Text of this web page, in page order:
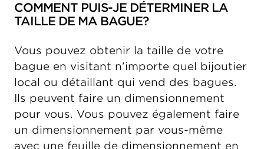
COMMENT PUIS-JE DÉTERMINER LA
TAILLE DE MA BAGUE?
Vous pouvez obtenir la taille de votre
bague en visitant n’importe quel bijoutier
local ou détaillant qui vend des bagues.
Ils peuvent faire un dimensionnement
pour vous. Vous pouvez également faire
un dimensionnement par vous-même
avec une feuille de dimensionnement en